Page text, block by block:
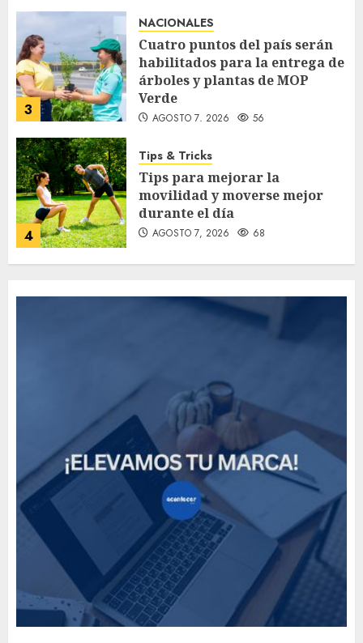
3
NACIONALES
Cuatro puntos del país serán
habilitados para la entrega de
árboles y plantas de MOP
Verde
AGOSTO 7, 2026 56
4
Tips & Tricks
Tips para mejorar la
movilidad y moverse mejor
durante el día
AGOSTO 7, 2026 68
How Many of These Italian